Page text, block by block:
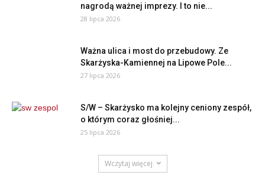
nagrodą ważnej imprezy. I to nie...
28 lipca 2026
Ważna ulica i most do przebudowy. Ze
Skarżyska-Kamiennej na Lipowe Pole...
27 lipca 2026
S/W – Skarżysko ma kolejny ceniony zespół,
o którym coraz głośniej...
25 lipca 2026
Wczytaj więcej